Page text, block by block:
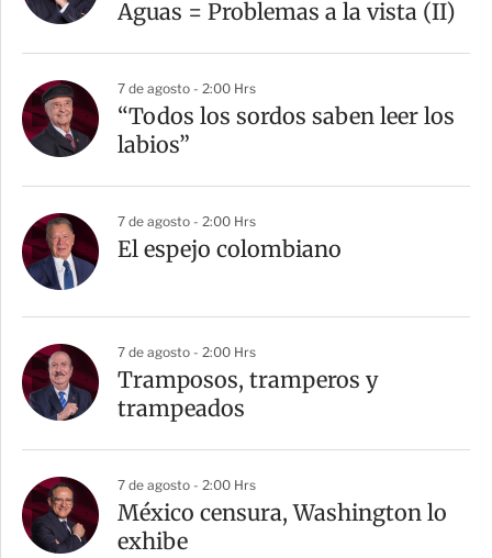
Aguas = Problemas a la vista (II)
7 de agosto - 2:00 Hrs
“Todos los sordos saben leer los
labios”
7 de agosto - 2:00 Hrs
El espejo colombiano
7 de agosto - 2:00 Hrs
Tramposos, tramperos y
trampeados
7 de agosto - 2:00 Hrs
México censura, Washington lo
exhibe